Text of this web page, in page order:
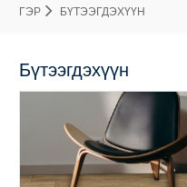
ГЭР БҮТЭЭГДЭХҮҮН
Бүтээгдэхүүн